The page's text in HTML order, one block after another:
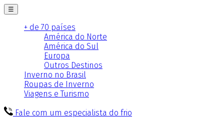
☰
+ de 70 países
América do Norte
América do Sul
Europa
Outros Destinos
Inverno no Brasil
Roupas de Inverno
Viagens e Turismo
Fale com um especialista do frio